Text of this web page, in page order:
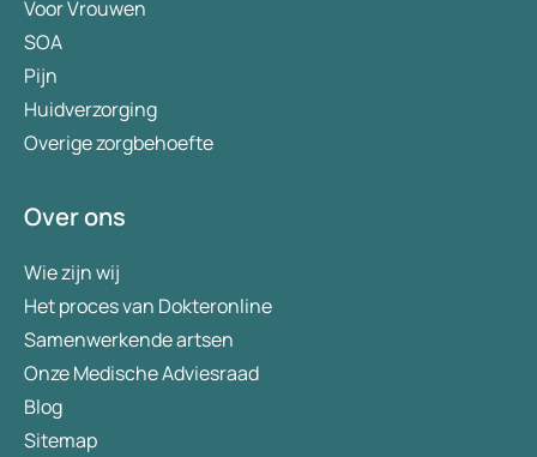
Voor Vrouwen
SOA
Pijn
Huidverzorging
Overige zorgbehoefte
Over ons
Wie zijn wij
Het proces van Dokteronline
Samenwerkende artsen
Onze Medische Adviesraad
Blog
Sitemap